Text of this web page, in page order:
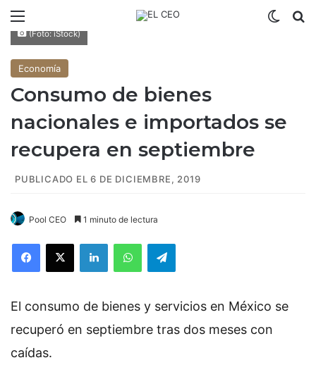
(Foto: iStock)
Economía
Consumo de bienes
nacionales e importados se
recupera en septiembre
PUBLICADO EL 6 DE DICIEMBRE, 2019
Pool CEO 1 minuto de lectura
El consumo de bienes y servicios en México se
recuperó en septiembre tras dos meses con
caídas.